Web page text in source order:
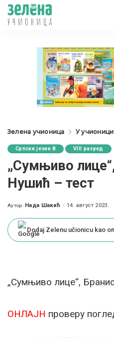
Зелена учионица У учионици
Српски језик 8 VIII разред
„Сумњиво
Нушић – тест
Posted
Аутор: Нада Шакић 14. август 2023.
Dodaj Zelenu učionicu kao
„Сумњиво лице“,
ОНЛАЈН проверу